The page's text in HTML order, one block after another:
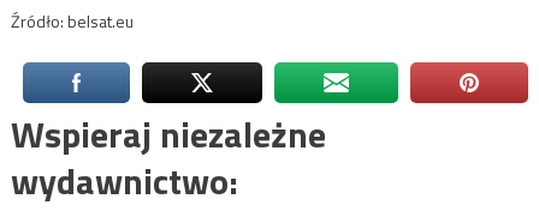
Źródło: belsat.eu
Wspieraj niezależne
wydawnictwo: